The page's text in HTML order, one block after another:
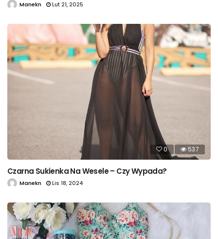
Manekn Lut 21, 2025
0 537
Czarna Sukienka Na Wesele – Czy Wypada?
Manekn Lis 18, 2024